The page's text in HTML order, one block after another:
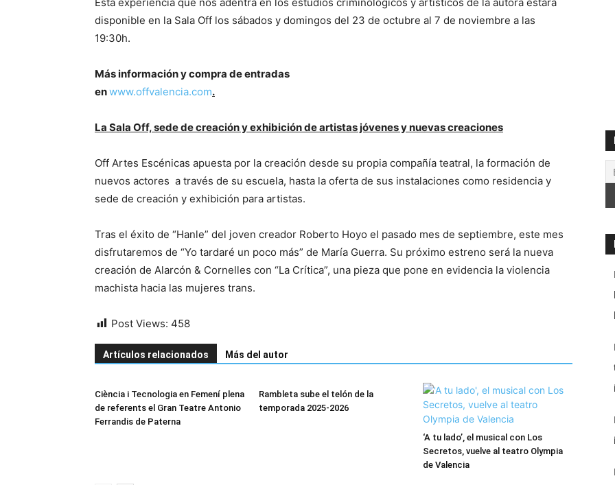
disponible en la Sala Off los sábados y domingos del 23 de octubre al 7 de noviembre a las
19:30h.
Más información y compra de entradas
enwww.offvalencia.com.
La Sala Off, sede de creación y exhibición de artistas jóvenes y nuevas creaciones
Off Artes Escénicas apuesta por la creación desde su propia compañía teatral, la formación de
nuevos actores a través de su escuela, hasta la oferta de sus instalaciones como residencia y
sede de creación y exhibición para artistas.
Tras el éxito de “Hanle” del joven creador Roberto Hoyo el pasado mes de septiembre, este mes
disfrutaremos de “Yo tardaré un poco más” de María Guerra. Su próximo estreno será la nueva
creación de Alarcón & Cornelles con “La Crítica”, una pieza que pone en evidencia la violencia
machista hacia las mujeres trans.
Post Views: 458
Artículos relacionados Más del autor
Ciència i Tecnologia en Femení plena
de referents el Gran Teatre Antonio
Ferrandis de Paterna
Rambleta sube el telón de la
temporada 2025-2026
‘A tu lado’, el musical con Los
Secretos, vuelve al teatro Olympia
de Valencia